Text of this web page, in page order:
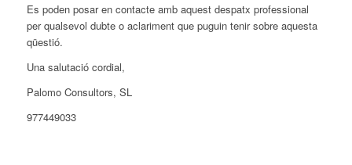
Es poden posar en contacte amb aquest despatx professional
per qualsevol dubte o aclariment que puguin tenir sobre aquesta
qüestió.
Una salutació cordial,
Palomo Consultors, SL
977449033